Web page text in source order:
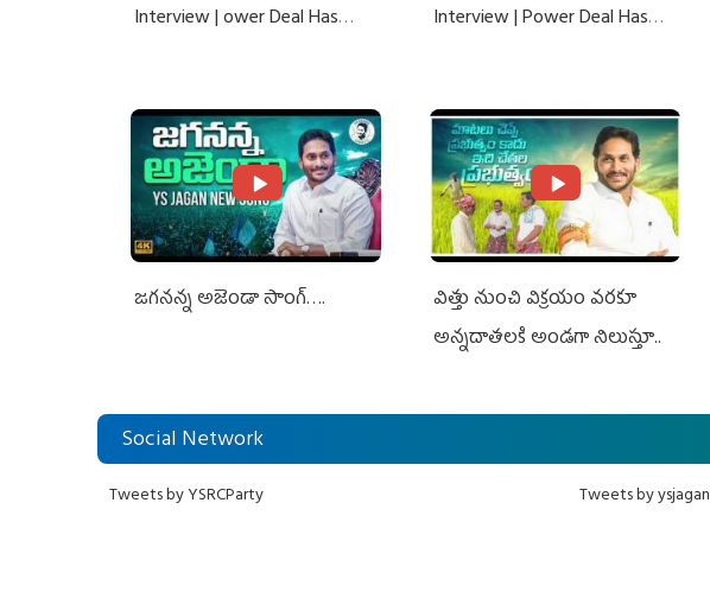
Interview | ower Deal Has
Interview | Power Deal Has
జగనన్న అజెండా సాంగ్….
విత్తు నుంచి విక్రయం వరకూ
అన్నదాతలకి అండగా నిలుస్తూ..
Social Network
Tweets by YSRCParty Tweets by ysjagan